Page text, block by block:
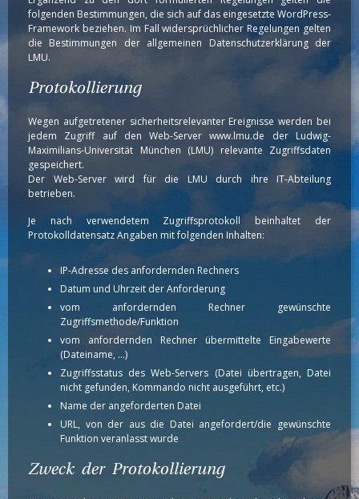
folgenden Bestimmungen, die sich auf das eingesetzte WordPress-
Framework beziehen. Im Fall widersprüchlicher Regelungen gelten
die Bestimmungen der allgemeinen Datenschutzerklärung der
LMU.
Protokollierung
Wegen aufgetretener sicherheitsrelevanter Ereignisse werden bei
jedem Zugriff auf den Web-Server www.lmu.de der Ludwig-
Maximilians-Universität München (LMU) relevante Zugriffsdaten
gespeichert.
Der Web-Server wird für die LMU durch ihre IT-Abteilung
betrieben.
Je nach verwendetem Zugriffsprotokoll beinhaltet der
Protokolldatensatz Angaben mit folgenden Inhalten:
IP-Adresse des anfordernden Rechners
Datum und Uhrzeit der Anforderung
vom anfordernden Rechner gewünschte
Zugriffsmethode/Funktion
vom anfordernden Rechner übermittelte Eingabewerte
(Dateiname, …)
Zugriffsstatus des Web-Servers (Datei übertragen, Datei
nicht gefunden, Kommando nicht ausgeführt, etc.)
Name der angeforderten Datei
URL, von der aus die Datei angefordert/die gewünschte
Funktion veranlasst wurde
Zweck der Protokollierung